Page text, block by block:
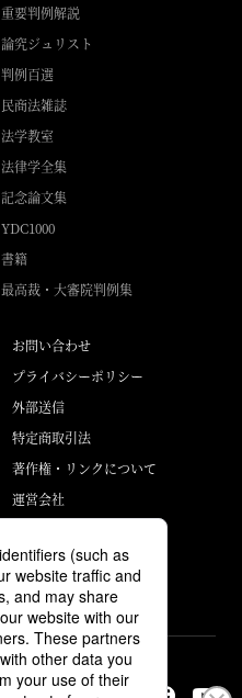
重要判例解説
論究ジュリスト
判例百選
民商法雑誌
法学教室
法律学全集
記念論文集
YDC1000
書籍
最高裁・大審院判例集
お問い合わせ
プライバシーポリシー
外部送信
特定商取引法
著作権・リンクについて
運営会社